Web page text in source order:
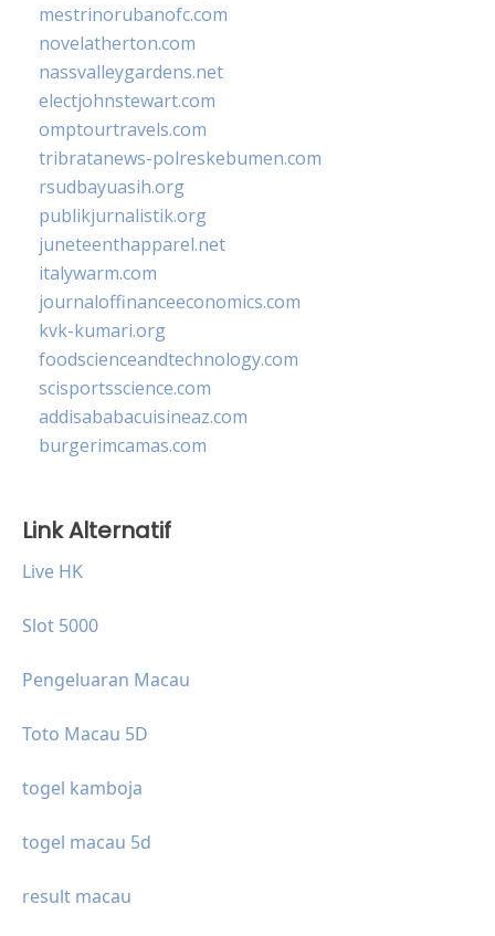
mestrinorubanofc.com
novelatherton.com
nassvalleygardens.net
electjohnstewart.com
omptourtravels.com
tribratanews-polreskebumen.com
rsudbayuasih.org
publikjurnalistik.org
juneteenthapparel.net
italywarm.com
journaloffinanceeconomics.com
kvk-kumari.org
foodscienceandtechnology.com
scisportsscience.com
addisababacuisineaz.com
burgerimcamas.com
Link Alternatif
Live HK
Slot 5000
Pengeluaran Macau
Toto Macau 5D
togel kamboja
togel macau 5d
result macau